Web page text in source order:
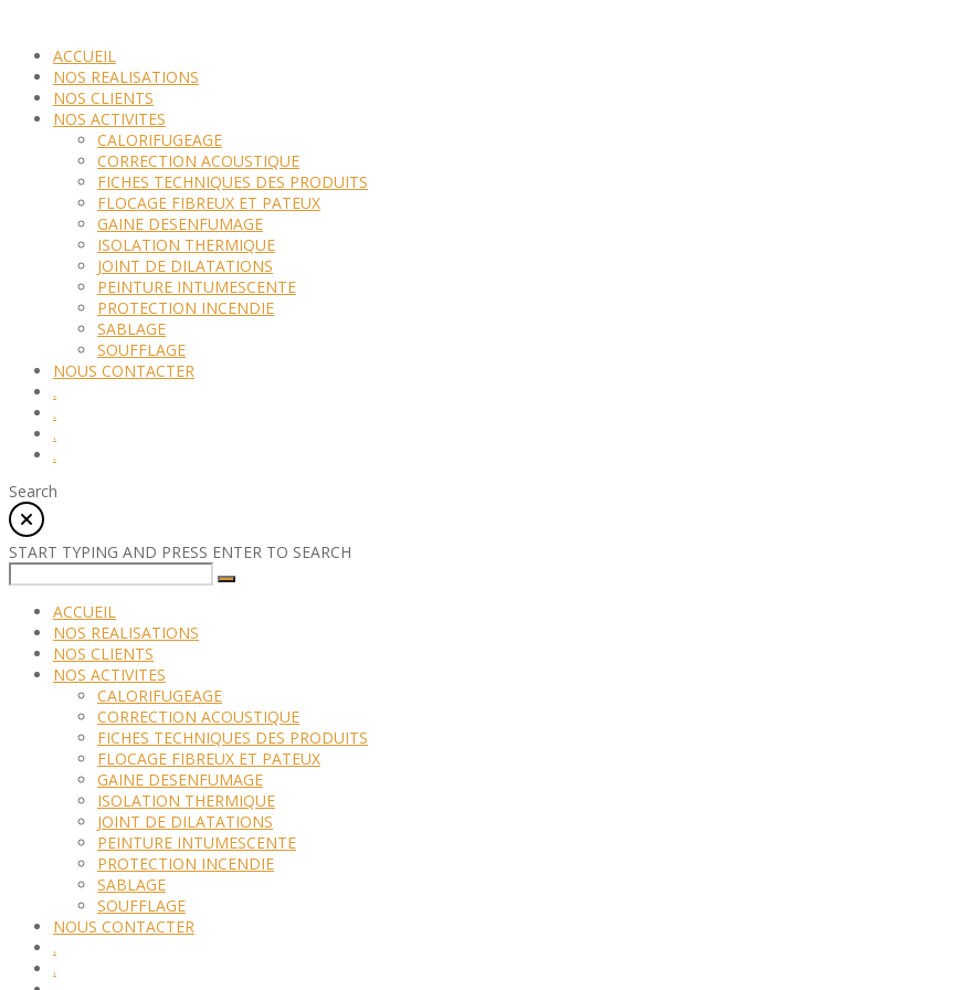
ACCUEIL
NOS REALISATIONS
NOS CLIENTS
NOS ACTIVITES
CALORIFUGEAGE
CORRECTION ACOUSTIQUE
FICHES TECHNIQUES DES PRODUITS
FLOCAGE FIBREUX ET PATEUX
GAINE DESENFUMAGE
ISOLATION THERMIQUE
JOINT DE DILATATIONS
PEINTURE INTUMESCENTE
PROTECTION INCENDIE
SABLAGE
SOUFFLAGE
NOUS CONTACTER
.
.
.
.
Search
START TYPING AND PRESS ENTER TO SEARCH
ACCUEIL
NOS REALISATIONS
NOS CLIENTS
NOS ACTIVITES
CALORIFUGEAGE
CORRECTION ACOUSTIQUE
FICHES TECHNIQUES DES PRODUITS
FLOCAGE FIBREUX ET PATEUX
GAINE DESENFUMAGE
ISOLATION THERMIQUE
JOINT DE DILATATIONS
PEINTURE INTUMESCENTE
PROTECTION INCENDIE
SABLAGE
SOUFFLAGE
NOUS CONTACTER
.
.